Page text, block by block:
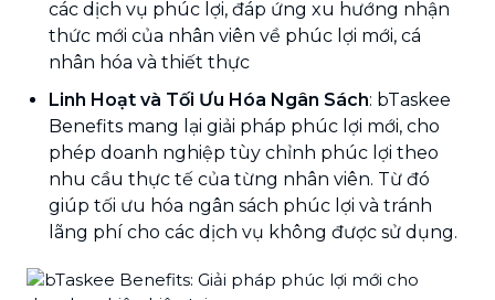
các dịch vụ phúc lợi, đáp ứng xu hướng nhận
thức mới của nhân viên về phúc lợi mới, cá
nhân hóa và thiết thực
Linh Hoạt và Tối Ưu Hóa Ngân Sách: bTaskee
Benefits mang lại giải pháp phúc lợi mới, cho
phép doanh nghiệp tùy chỉnh phúc lợi theo
nhu cầu thực tế của từng nhân viên. Từ đó
giúp tối ưu hóa ngân sách phúc lợi và tránh
lãng phí cho các dịch vụ không được sử dụng.